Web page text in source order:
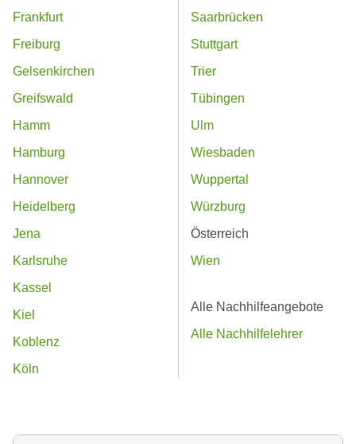
Frankfurt
Freiburg
Gelsenkirchen
Greifswald
Hamm
Hamburg
Hannover
Heidelberg
Jena
Karlsruhe
Kassel
Kiel
Koblenz
Köln
Saarbrücken
Stuttgart
Trier
Tübingen
Ulm
Wiesbaden
Wuppertal
Würzburg
Österreich
Wien
Alle Nachhilfeangebote
Alle Nachhilfelehrer